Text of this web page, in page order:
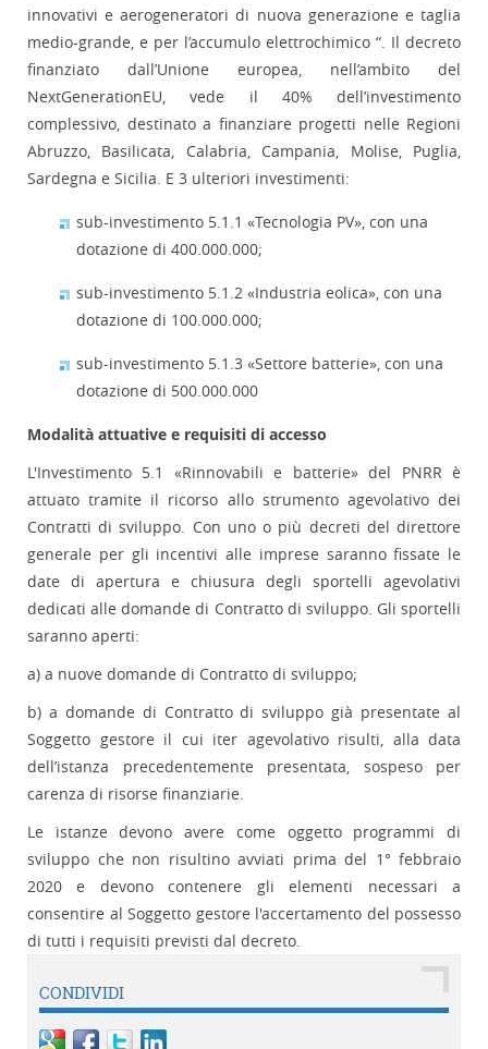
innovativi e aerogeneratori di nuova generazione e taglia
medio-grande, e per l’accumulo elettrochimico “. Il decreto
finanziato dall’Unione europea, nell’ambito del
NextGenerationEU, vede il 40% dell’investimento
complessivo, destinato a finanziare progetti nelle Regioni
Abruzzo, Basilicata, Calabria, Campania, Molise, Puglia,
Sardegna e Sicilia. E 3 ulteriori investimenti:
sub-investimento 5.1.1 «Tecnologia PV», con una
dotazione di 400.000.000;
sub-investimento 5.1.2 «Industria eolica», con una
dotazione di 100.000.000;
sub-investimento 5.1.3 «Settore batterie», con una
dotazione di 500.000.000
Modalità attuative e requisiti di accesso
L'Investimento 5.1 «Rinnovabili e batterie» del PNRR è
attuato tramite il ricorso allo strumento agevolativo dei
Contratti di sviluppo. Con uno o più decreti del direttore
generale per gli incentivi alle imprese saranno fissate le
date di apertura e chiusura degli sportelli agevolativi
dedicati alle domande di Contratto di sviluppo. Gli sportelli
saranno aperti:
a) a nuove domande di Contratto di sviluppo;
b) a domande di Contratto di sviluppo già presentate al
Soggetto gestore il cui iter agevolativo risulti, alla data
dell’istanza precedentemente presentata, sospeso per
carenza di risorse finanziarie.
Le istanze devono avere come oggetto programmi di
sviluppo che non risultino avviati prima del 1° febbraio
2020 e devono contenere gli elementi necessari a
consentire al Soggetto gestore l'accertamento del possesso
di tutti i requisiti previsti dal decreto.
CONDIVIDI